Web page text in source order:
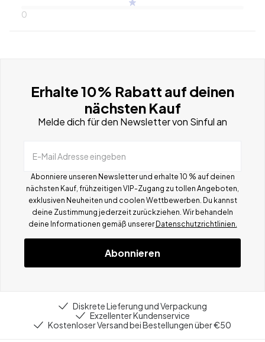
0
Erhalte 10% Rabatt auf deinen
nächsten Kauf
Melde dich für den Newsletter von Sinful an
E-Mail Adresse eingeben
Abonniere unseren Newsletter und erhalte 10 % auf deinen
nächsten Kauf, frühzeitigen VIP-Zugang zu tollen Angeboten,
exklusiven Neuheiten und coolen Wettbewerben. Du kannst
deine Zustimmung jederzeit zurückziehen. Wir behandeln
deine Informationen gemäß unserer Datenschutzrichtlinien.
Abonnieren
Diskrete Lieferung und Verpackung
Exzellenter Kundenservice
Kostenloser Versand bei Bestellungen über €50